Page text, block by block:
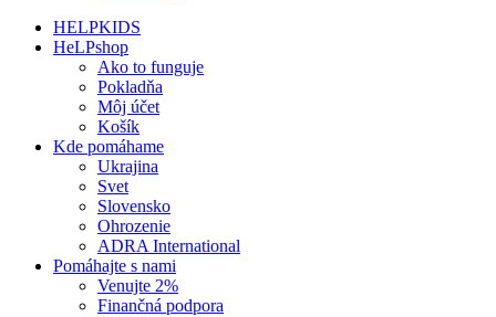
HELPKIDS
HeLPshop
Ako to funguje
Pokladňa
Môj účet
Košík
Kde pomáhame
Ukrajina
Svet
Slovensko
Ohrozenie
ADRA International
Pomáhajte s nami
Venujte 2%
Finančná podpora